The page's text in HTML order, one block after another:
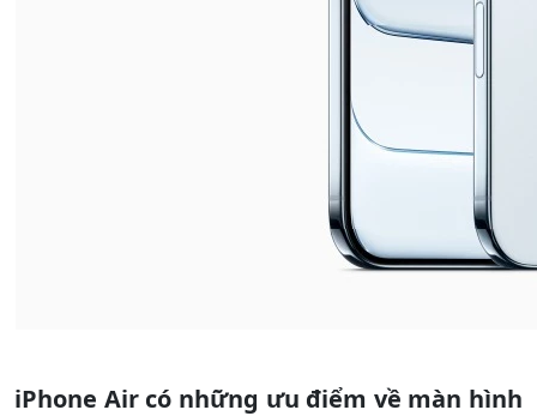
iPhone Air có những ưu điểm về màn hình